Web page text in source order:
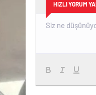
HIZLI YORUM